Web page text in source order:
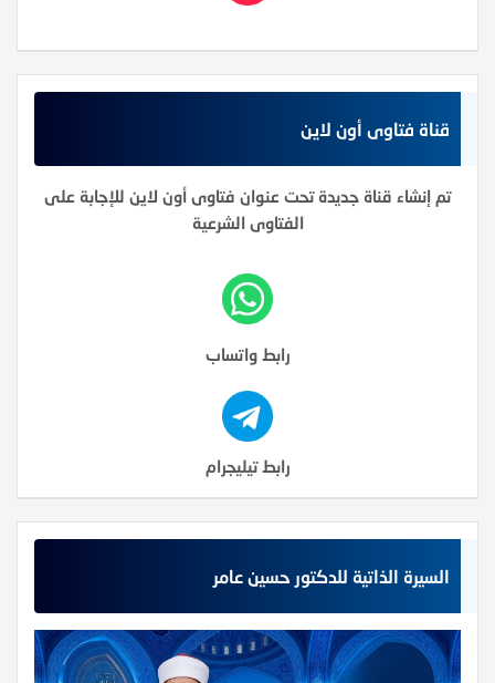
قناة فتاوى أون لاين
تم إنشاء قناة جديدة تحت عنوان فتاوى أون لاين للإجابة على
الفتاوى الشرعية
رابط واتساب
رابط تيليجرام
السيرة الذاتية للدكتور حسين عامر